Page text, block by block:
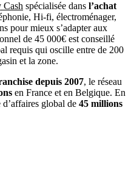
Cash spécialisée dans l’achat
Hi-fi, électroménager,
pour mieux s’adapter aux
de 45 000€ est conseillé
requis qui oscille entre de 200
et la zone.
depuis 2007, le réseau
en France et en Belgique. En
global de 45 millions